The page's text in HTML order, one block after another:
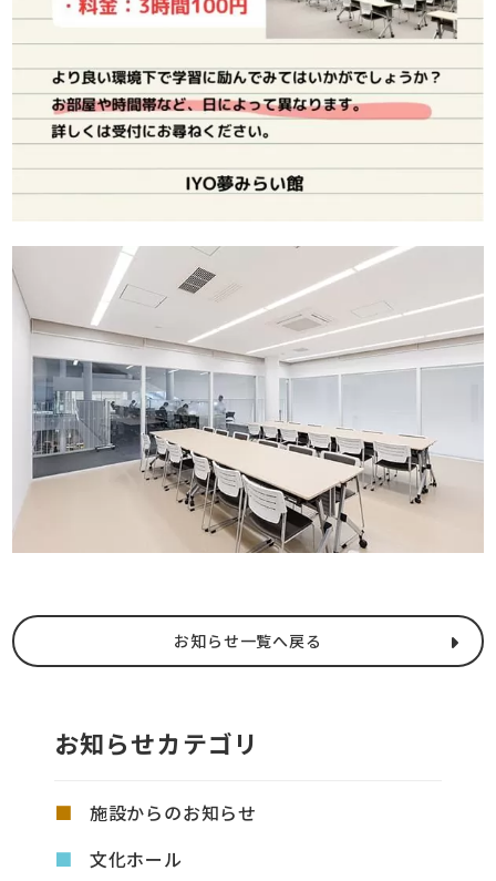
お知らせ一覧へ戻る
お知らせカテゴリ
施設からのお知らせ
文化ホール